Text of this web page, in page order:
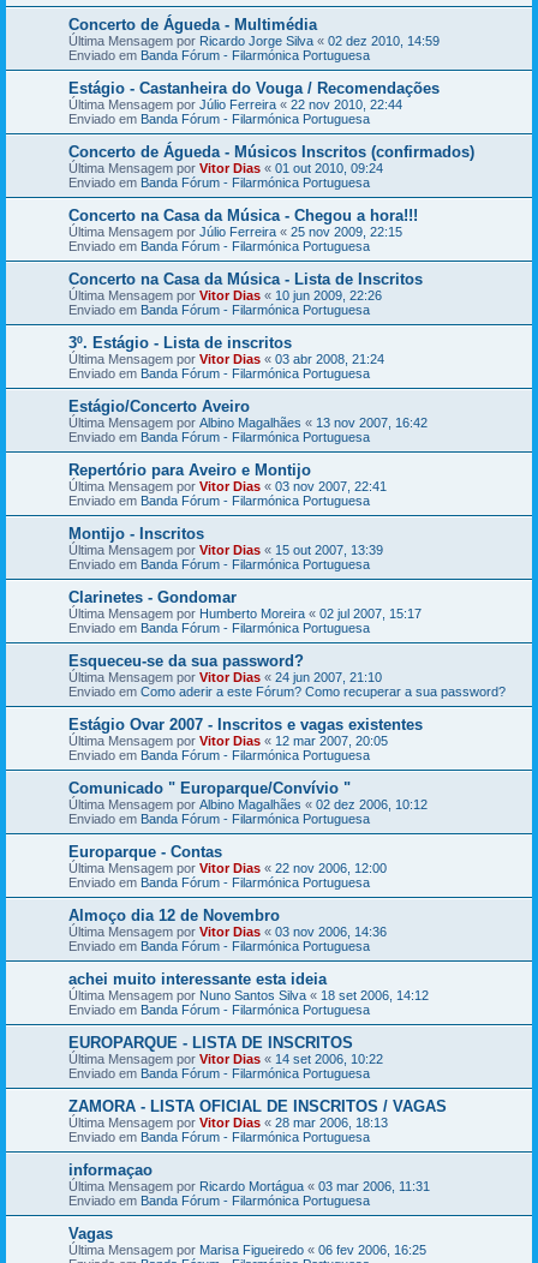
Concerto de Águeda - Multimédia
Última Mensagem por Ricardo Jorge Silva « 02 dez 2010, 14:59
Enviado em Banda Fórum - Filarmónica Portuguesa
Estágio - Castanheira do Vouga / Recomendações
Última Mensagem por Júlio Ferreira « 22 nov 2010, 22:44
Enviado em Banda Fórum - Filarmónica Portuguesa
Concerto de Águeda - Músicos Inscritos (confirmados)
Última Mensagem por Vitor Dias « 01 out 2010, 09:24
Enviado em Banda Fórum - Filarmónica Portuguesa
Concerto na Casa da Música - Chegou a hora!!!
Última Mensagem por Júlio Ferreira « 25 nov 2009, 22:15
Enviado em Banda Fórum - Filarmónica Portuguesa
Concerto na Casa da Música - Lista de Inscritos
Última Mensagem por Vitor Dias « 10 jun 2009, 22:26
Enviado em Banda Fórum - Filarmónica Portuguesa
3º. Estágio - Lista de inscritos
Última Mensagem por Vitor Dias « 03 abr 2008, 21:24
Enviado em Banda Fórum - Filarmónica Portuguesa
Estágio/Concerto Aveiro
Última Mensagem por Albino Magalhães « 13 nov 2007, 16:42
Enviado em Banda Fórum - Filarmónica Portuguesa
Repertório para Aveiro e Montijo
Última Mensagem por Vitor Dias « 03 nov 2007, 22:41
Enviado em Banda Fórum - Filarmónica Portuguesa
Montijo - Inscritos
Última Mensagem por Vitor Dias « 15 out 2007, 13:39
Enviado em Banda Fórum - Filarmónica Portuguesa
Clarinetes - Gondomar
Última Mensagem por Humberto Moreira « 02 jul 2007, 15:17
Enviado em Banda Fórum - Filarmónica Portuguesa
Esqueceu-se da sua password?
Última Mensagem por Vitor Dias « 24 jun 2007, 21:10
Enviado em Como aderir a este Fórum? Como recuperar a sua password?
Estágio Ovar 2007 - Inscritos e vagas existentes
Última Mensagem por Vitor Dias « 12 mar 2007, 20:05
Enviado em Banda Fórum - Filarmónica Portuguesa
Comunicado " Europarque/Convívio "
Última Mensagem por Albino Magalhães « 02 dez 2006, 10:12
Enviado em Banda Fórum - Filarmónica Portuguesa
Europarque - Contas
Última Mensagem por Vitor Dias « 22 nov 2006, 12:00
Enviado em Banda Fórum - Filarmónica Portuguesa
Almoço dia 12 de Novembro
Última Mensagem por Vitor Dias « 03 nov 2006, 14:36
Enviado em Banda Fórum - Filarmónica Portuguesa
achei muito interessante esta ideia
Última Mensagem por Nuno Santos Silva « 18 set 2006, 14:12
Enviado em Banda Fórum - Filarmónica Portuguesa
EUROPARQUE - LISTA DE INSCRITOS
Última Mensagem por Vitor Dias « 14 set 2006, 10:22
Enviado em Banda Fórum - Filarmónica Portuguesa
ZAMORA - LISTA OFICIAL DE INSCRITOS / VAGAS
Última Mensagem por Vitor Dias « 28 mar 2006, 18:13
Enviado em Banda Fórum - Filarmónica Portuguesa
informaçao
Última Mensagem por Ricardo Mortágua « 03 mar 2006, 11:31
Enviado em Banda Fórum - Filarmónica Portuguesa
Vagas
Última Mensagem por Marisa Figueiredo « 06 fev 2006, 16:25